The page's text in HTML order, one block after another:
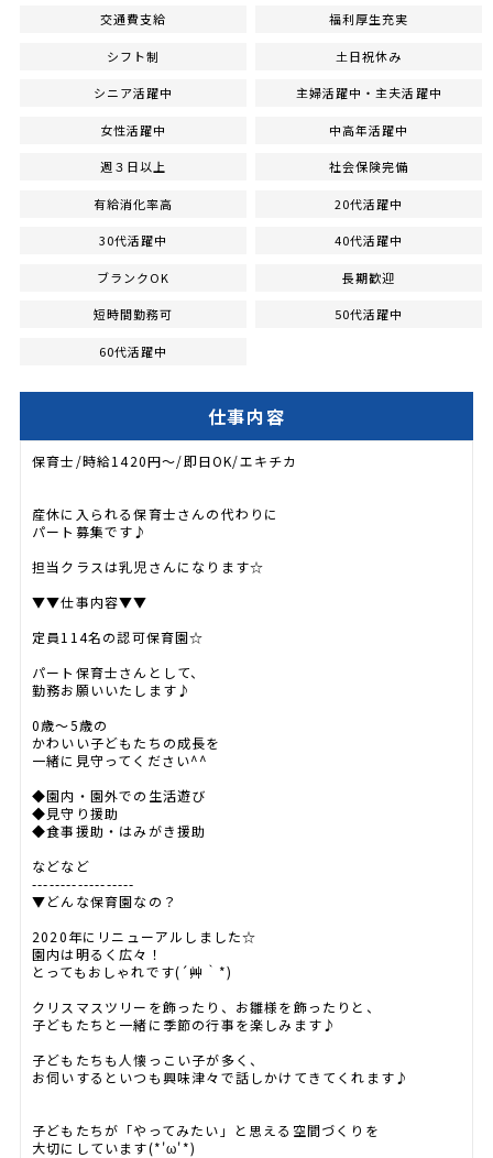
交通費支給 福利厚生充実
シフト制 土日祝休み
シニア活躍中 主婦活躍中・主夫活躍中
女性活躍中 中高年活躍中
週３日以上 社会保険完備
有給消化率高 20代活躍中
30代活躍中 40代活躍中
ブランクOK 長期歓迎
短時間勤務可 50代活躍中
60代活躍中
仕事内容
保育士/時給1420円～/即日OK/エキチカ
産休に入られる保育士さんの代わりに
パート募集です♪
担当クラスは乳児さんになります☆
▼▼仕事内容▼▼
定員114名の認可保育園☆
パート保育士さんとして、
勤務お願いいたします♪
0歳～5歳の
かわいい子どもたちの成長を
一緒に見守ってください^^
◆園内・園外での生活遊び
◆見守り援助
◆食事援助・はみがき援助
などなど
------------------
▼どんな保育園なの？
2020年にリニューアルしました☆
園内は明るく広々！
とってもおしゃれです(´艸｀*)
クリスマスツリーを飾ったり、お雛様を飾ったりと、
子どもたちと一緒に季節の行事を楽しみます♪
子どもたちも人懐っこい子が多く、
お伺いするといつも興味津々で話しかけてきてくれます♪
子どもたちが「やってみたい」と思える空間づくりを
大切にしています(*'ω'*)